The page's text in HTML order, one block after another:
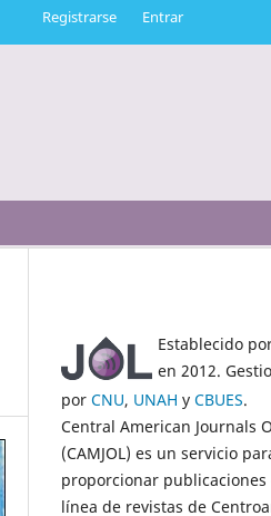
Registrarse Entrar
Establecido
en 2012.
por CNU, UNAH y CBUES.
Central American Journals
(CAMJOL) es un servicio
proporcionar publicaciones
línea de revistas de